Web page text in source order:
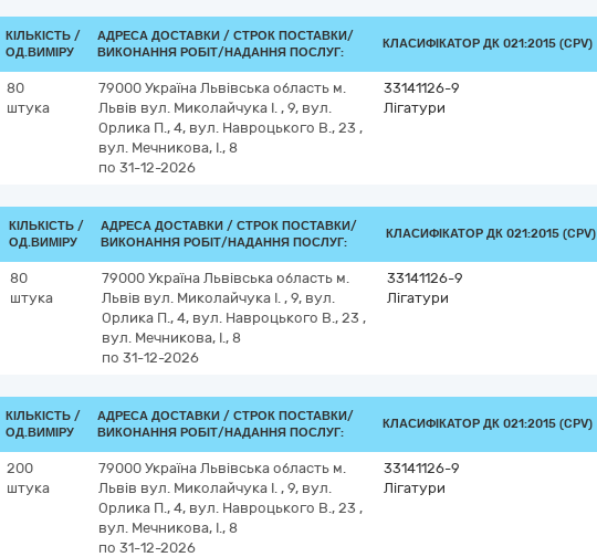
КІЛЬКІСТЬ /
ОД.ВИМІРУ
АДРЕСА ДОСТАВКИ / СТРОК ПОСТАВКИ/
ВИКОНАННЯ РОБІТ/НАДАННЯ ПОСЛУГ:
КЛАСИФІКАТОР ДК 021:2015 (CPV)
80
штука
79000 Україна Львівська область м.
Львів вул. Миколайчука І. , 9, вул.
Орлика П., 4, вул. Навроцького В., 23 ,
вул. Мечникова, І., 8
по 31-12-2026
33141126-9
Лігатури
КІЛЬКІСТЬ /
ОД.ВИМІРУ
АДРЕСА ДОСТАВКИ / СТРОК ПОСТАВКИ/
ВИКОНАННЯ РОБІТ/НАДАННЯ ПОСЛУГ:
КЛАСИФІКАТОР ДК 021:2015 (CPV)
80
штука
79000 Україна Львівська область м.
Львів вул. Миколайчука І. , 9, вул.
Орлика П., 4, вул. Навроцького В., 23 ,
вул. Мечникова, І., 8
по 31-12-2026
33141126-9
Лігатури
КІЛЬКІСТЬ /
ОД.ВИМІРУ
АДРЕСА ДОСТАВКИ / СТРОК ПОСТАВКИ/
ВИКОНАННЯ РОБІТ/НАДАННЯ ПОСЛУГ:
КЛАСИФІКАТОР ДК 021:2015 (CPV)
200
штука
79000 Україна Львівська область м.
Львів вул. Миколайчука І. , 9, вул.
Орлика П., 4, вул. Навроцького В., 23 ,
вул. Мечникова, І., 8
по 31-12-2026
33141126-9
Лігатури